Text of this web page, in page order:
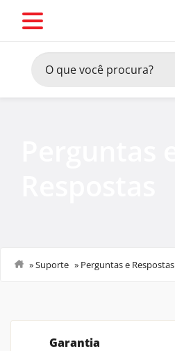
»Suporte » Perguntas e Respostas
Garantia